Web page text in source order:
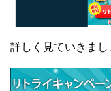
詳しく見ていきまし